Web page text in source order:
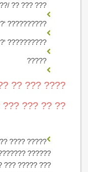
?? /?????
‘??’
‘??’
?????
???? ?????
?????? ???
???????
??? ???? ???
?????? ?? ???